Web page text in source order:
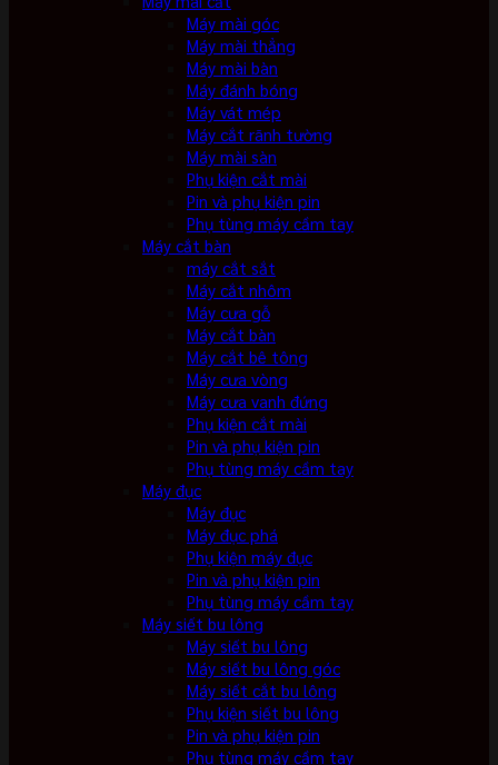
Máy mài góc
Máy mài thẳng
Máy mài bàn
Máy đánh bóng
Máy vát mép
Máy cắt rãnh tường
Máy mài sàn
Phụ kiện cắt mài
Pin và phụ kiện pin
Phụ tùng máy cầm tay
Máy cắt bàn
máy cắt sắt
Máy cắt nhôm
Máy cưa gỗ
Máy cắt bàn
Máy cắt bê tông
Máy cưa vòng
Máy cưa vanh đứng
Phụ kiện cắt mài
Pin và phụ kiện pin
Phụ tùng máy cầm tay
Máy đục
Máy đục
Máy đục phá
Phụ kiện máy đục
Pin và phụ kiện pin
Phụ tùng máy cầm tay
Máy siết bu lông
Máy siết bu lông
Máy siết bu lông góc
Máy siết cắt bu lông
Phụ kiện siết bu lông
Pin và phụ kiện pin
Phụ tùng máy cầm tay